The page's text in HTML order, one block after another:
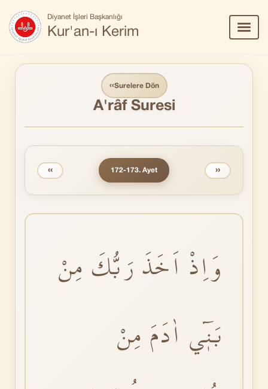
Diyanet İşleri Başkanlığı
Kur'an-ı Kerim
Aç/
‹‹Surelere Dön
A'râf Suresi
‹‹ 172-173. Ayet ››
وَاِذْ اَخَذَ رَبُّكَ مِنْ
بَنٖٓي اٰدَمَ مِنْ